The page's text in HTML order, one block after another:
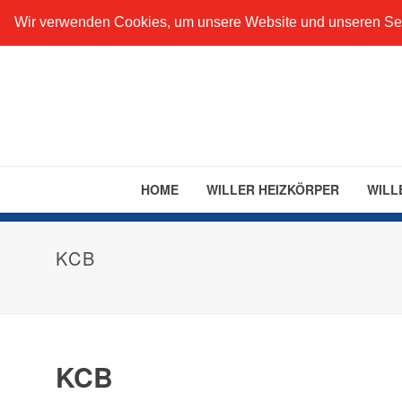
Wir verwenden Cookies, um unsere Website und unseren
+49 201 890 633 91 info@willer-gruppe.com ···
HOME WILLER HEIZKÖRPER
KCB
KCB